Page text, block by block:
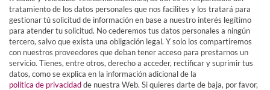
tratamiento de los datos personales que nos facilites y los tratará para
gestionar tú solicitud de información en base a nuestro interés legítimo
para atender tu solicitud. No cederemos tus datos personales a ningún
tercero, salvo que exista una obligación legal. Y solo los compartiremos
con nuestros proveedores que deban tener acceso para prestarnos un
servicio. Tienes, entre otros, derecho a acceder, rectificar y suprimir tus
datos, como se explica en la información adicional de la
política de privacidadde nuestra Web. Si quieres darte de baja, por favor,